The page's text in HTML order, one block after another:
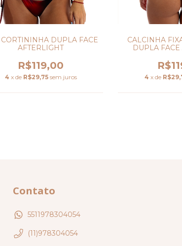
DUPLA FACE
AFTERLIGHT
R$119,00
4 x de R$29,75 sem juros
CALCINHA
DUPLA
4 x de
Contato
5511978304054
(11)978304054